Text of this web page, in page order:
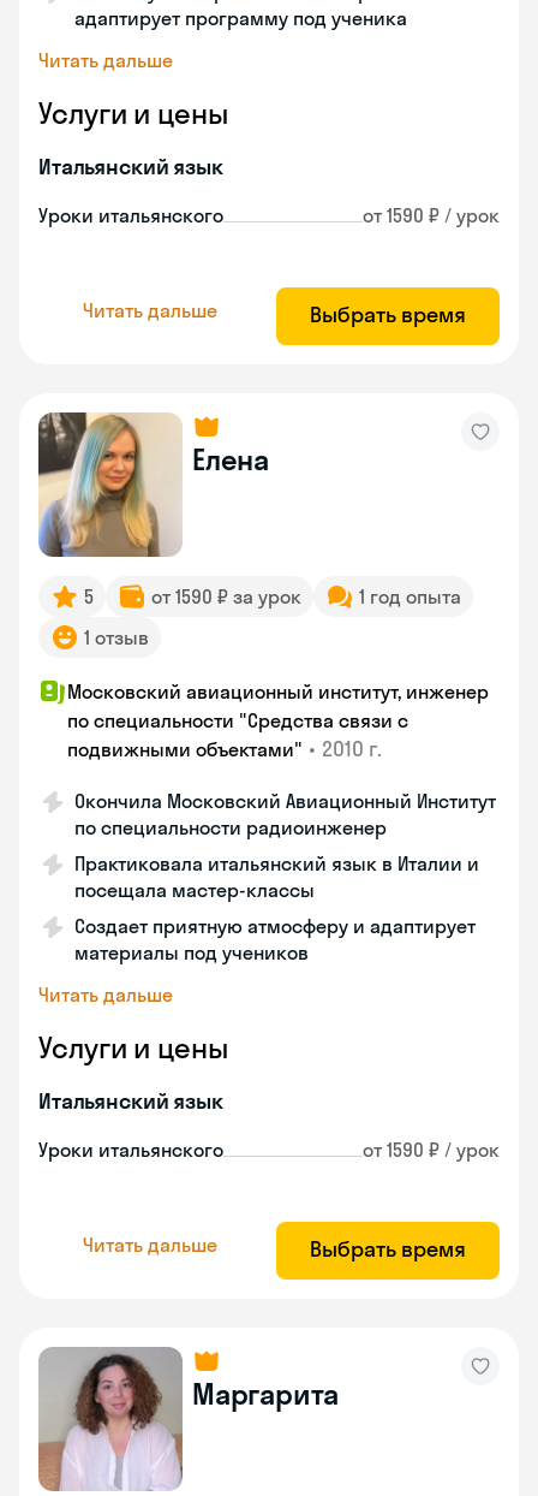
адаптирует программу под ученика
Читать дальше
Услуги и цены
Итальянский язык
Уроки итальянского от 1590 ₽ / урок
Читать дальше Выбрать время
Елена
5 от 1590 ₽ за урок
1 год опыта
1 отзыв
Московский авиационный институт, инженер
по специальности "Средства связи с
подвижными объектами" • 2010 г.
Окончила Московский Авиационный Институт
по специальности радиоинженер
Практиковала итальянский язык в Италии и
посещала мастер-классы
Создает приятную атмосферу и адаптирует
материалы под учеников
Читать дальше
Услуги и цены
Итальянский язык
Уроки итальянского от 1590 ₽ / урок
Читать дальше Выбрать время
Маргарита